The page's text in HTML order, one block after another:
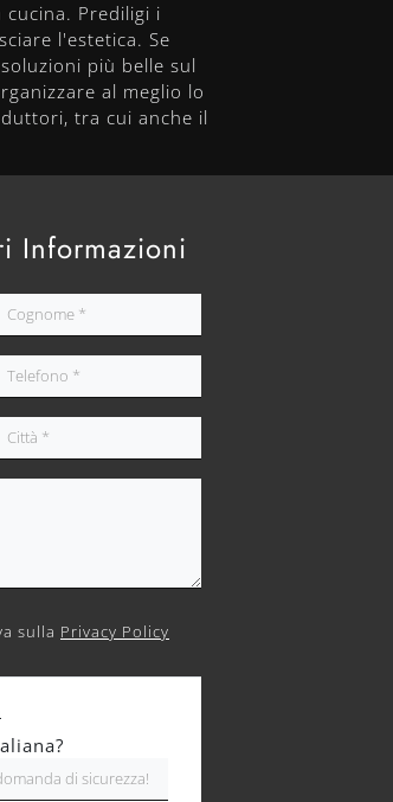
Prediligi i
l'estetica. Se
più belle sul
al meglio lo
tra cui anche il
Informazioni
sulla Privacy Policy